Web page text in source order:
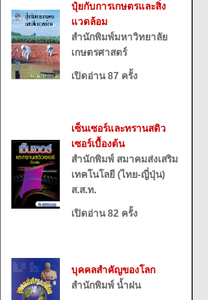
ปุ๋ยกับการเกษตรและสิ่ง
แวดล้อม
สำนักพิมพ์มหาวิทยาลัย
เกษตรศาสตร์
เปิดอ่าน 87 ครั้ง
เซ็นเซอร์และทรานสดิว
เซอร์เบื้องต้น
สำนักพิมพ์ สมาคมส่งเสริม
เทคโนโลยี (ไทย-ญี่ปุ่น)
ส.ส.ท.
เปิดอ่าน 82 ครั้ง
บุคคลสำคัญของโลก
สำนักพิมพ์ น้ำฝน